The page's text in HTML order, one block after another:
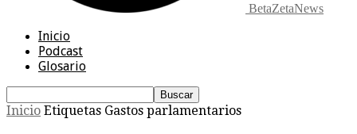
BetaZetaNews
Inicio
Podcast
Glosario
Inicio Etiquetas Gastos parlamentarios